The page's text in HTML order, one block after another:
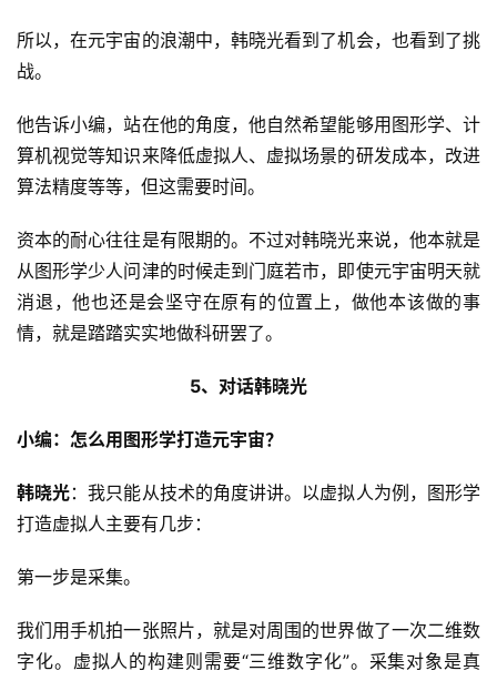
所以，在元宇宙的浪潮中，韩晓光看到了机会，也看到了挑
战。
他告诉小编，站在他的角度，他自然希望能够用图形学、计
算机视觉等知识来降低虚拟人、虚拟场景的研发成本，改进
算法精度等等，但这需要时间。
资本的耐心往往是有限期的。不过对韩晓光来说，他本就是
从图形学少人问津的时候走到门庭若市，即使元宇宙明天就
消退，他也还是会坚守在原有的位置上，做他本该做的事
情，就是踏踏实实地做科研罢了。
5、对话韩晓光
小编：怎么用图形学打造元宇宙？
韩晓光：我只能从技术的角度讲讲。以虚拟人为例，图形学
打造虚拟人主要有几步：
第一步是采集。
我们用手机拍一张照片，就是对周围的世界做了一次二维数
字化。虚拟人的构建则需要“三维数字化”。采集对象是真